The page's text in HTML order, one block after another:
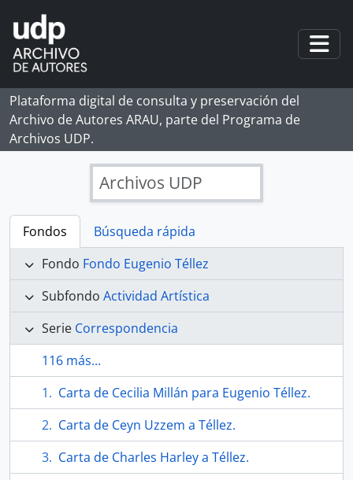
Skip to main content
Plataforma digital de consulta y preservación del
Archivo de Autores ARAU, parte del Programa de
Archivos UDP.
Archivos UDP
Fondos
Búsqueda rápida
Fondo Fondo Eugenio Téllez
Subfondo Actividad Artística
Serie Correspondencia
116 más...
Carta de Cecilia Millán para Eugenio Téllez.
Carta de Ceyn Uzzem a Téllez.
Carta de Charles Harley a Téllez.